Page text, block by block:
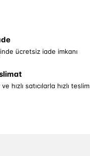
ücretsiz iade imkanı
hızlı satıcılarla hızlı teslim